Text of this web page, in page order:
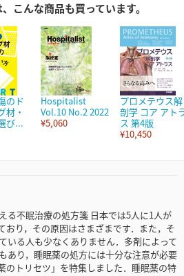
こんな商品も買っています。
のド
材・
び...
Hospitalist
Vol.10 No.2 2022
¥5,060
プロメテウス解
剖学 コア アト
ス 第4版
¥10,450
不眠治療の処方箋 日本では5人に1人が
おり，その原因はさまざまです．また，そ
いる人も少なくありません．多剤によって
あり，睡眠薬の処方には十分な注意が必要
のトリセツ」を特集しました．睡眠薬の特